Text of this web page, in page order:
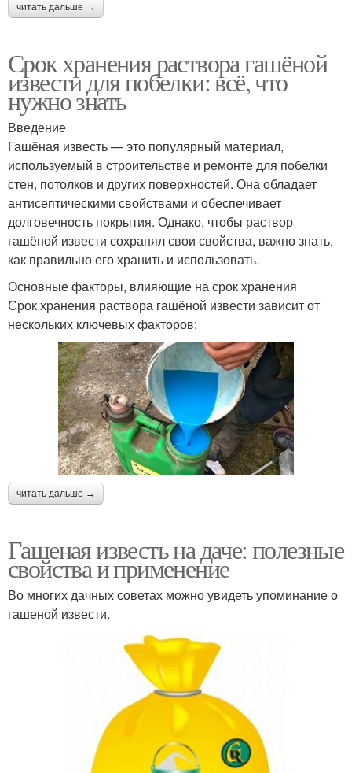
читать дальше →
Срок хранения раствора гашёной
извести для побелки: всё, что
нужно знать
Введение
Гашёная известь — это популярный материал,
используемый в строительстве и ремонте для побелки
стен, потолков и других поверхностей. Она обладает
антисептическими свойствами и обеспечивает
долговечность покрытия. Однако, чтобы раствор
гашёной извести сохранял свои свойства, важно знать,
как правильно его хранить и использовать.
Основные факторы, влияющие на срок хранения
Срок хранения раствора гашёной извести зависит от
нескольких ключевых факторов:
читать дальше →
Гашеная известь на даче: полезные
свойства и применение
Во многих дачных советах можно увидеть упоминание о
гашеной извести.